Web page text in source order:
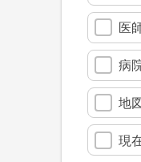
医
病
地
現